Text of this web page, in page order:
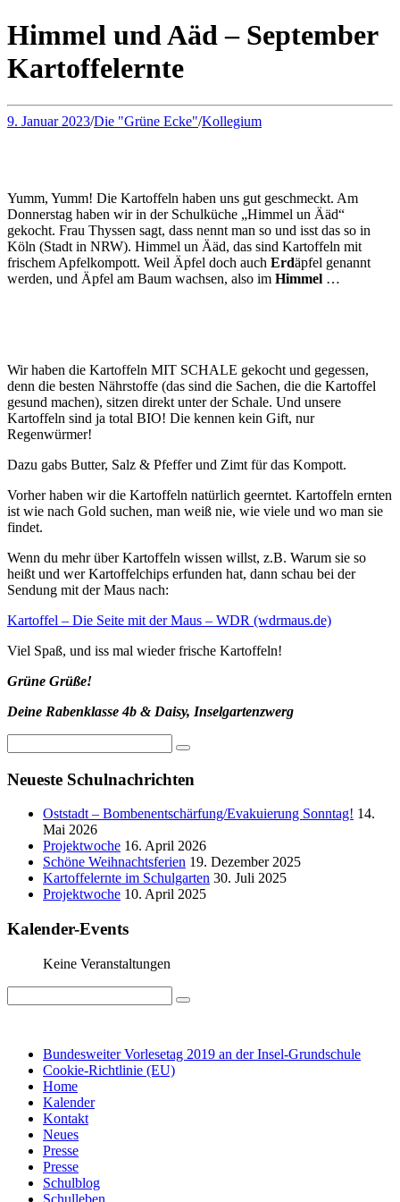
Himmel und Aäd – September
Kartoffelernte
9. Januar 2023/Die "Grüne Ecke"/Kollegium
Yumm, Yumm! Die Kartoffeln haben uns gut geschmeckt. Am
Donnerstag haben wir in der Schulküche „Himmel un Ääd“
gekocht. Frau Thyssen sagt, dass nennt man so und isst das so in
Köln (Stadt in NRW). Himmel un Ääd, das sind Kartoffeln mit
frischem Apfelkompott. Weil Äpfel doch auch Erdäpfel genannt
werden, und Äpfel am Baum wachsen, also im Himmel …
Wir haben die Kartoffeln MIT SCHALE gekocht und gegessen,
denn die besten Nährstoffe (das sind die Sachen, die die Kartoffel
gesund machen), sitzen direkt unter der Schale. Und unsere
Kartoffeln sind ja total BIO! Die kennen kein Gift, nur
Regenwürmer!
Dazu gabs Butter, Salz & Pfeffer und Zimt für das Kompott.
Vorher haben wir die Kartoffeln natürlich geerntet. Kartoffeln ernten
ist wie nach Gold suchen, man weiß nie, wie viele und wo man sie
findet.
Wenn du mehr über Kartoffeln wissen willst, z.B. Warum sie so
heißt und wer Kartoffelchips erfunden hat, dann schau bei der
Sendung mit der Maus nach:
Kartoffel – Die Seite mit der Maus – WDR (wdrmaus.de)
Viel Spaß, und iss mal wieder frische Kartoffeln!
Grüne Grüße!
Deine Rabenklasse 4b & Daisy, Inselgartenzwerg
Neueste Schulnachrichten
Oststadt – Bombenentschärfung/Evakuierung Sonntag! 14.
Mai 2026
Projektwoche 16. April 2026
Schöne Weihnachtsferien 19. Dezember 2025
Kartoffelernte im Schulgarten 30. Juli 2025
Projektwoche 10. April 2025
Kalender-Events
Keine Veranstaltungen
Bundesweiter Vorlesetag 2019 an der Insel-Grundschule
Cookie-Richtlinie (EU)
Home
Kalender
Kontakt
Neues
Presse
Presse
Schulblog
Schulleben